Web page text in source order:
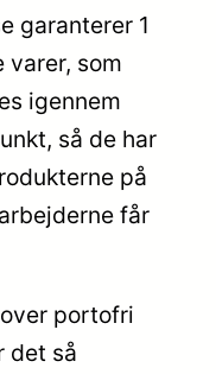
garanterer 1
varer, som
igennem
så de har
på
får
portofri
det så